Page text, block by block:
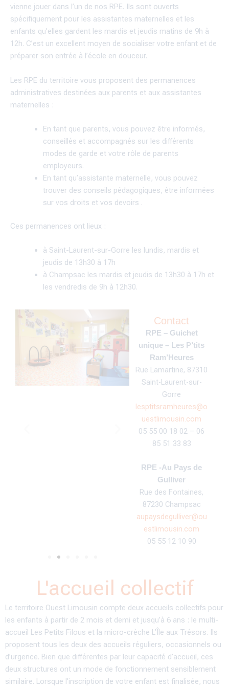
vienne jouer dans l’un de nos RPE. Ils sont ouverts
spécifiquement pour les assistantes maternelles et les
enfants qu’elles gardent les mardis et jeudis matins de 9h à
12h. C’est un excellent moyen de socialiser votre enfant et de
préparer son entrée à l’école en douceur.
Les RPE du territoire vous proposent des permanences
administratives destinées aux parents et aux assistantes
maternelles :
En tant que parents, vous pouvez être informés,
conseillés et accompagnés sur les différents
modes de garde et votre rôle de parents
employeurs.
En tant qu’assistante maternelle, vous pouvez
trouver des conseils pédagogiques, être informées
sur vos droits et vos devoirs .
Ces permanences ont lieux :
à Saint-Laurent-sur-Gorre les lundis, mardis et
jeudis de 13h30 à 17h
à Champsac les mardis et jeudis de 13h30 à 17h et
les vendredis de 9h à 12h30.
Contact
RPE – Guichet
unique – Les P’tits
Ram’Heures
Rue Lamartine, 87310
Saint-Laurent-sur-
Gorre
lesptitsramheures@o
uestlimousin.com
05 55 00 18 02 – 06
85 51 33 83
RPE -Au Pays de
Gulliver
Rue des Fontaines,
87230 Champsac
aupaysdegulliver@ou
estlimousin.com
05 55 12 10 90
L'accueil collectif
Le territoire Ouest Limousin compte deux accueils collectifs pour
les enfants à partir de 2 mois et demi et jusqu’à 6 ans : le multi-
accueil Les Petits Filous et la micro-crèche L’Île aux Trésors. Ils
proposent tous les deux des accueils réguliers, occasionnels ou
d’urgence. Bien que différentes par leur capacité d’accueil, ces
deux structures ont un mode de fonctionnement sensiblement
similaire. Lorsque l’inscription de votre enfant est finalisée, nous